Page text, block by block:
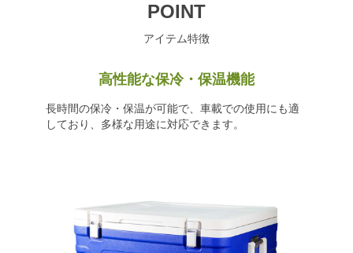
POINT
アイテム特徴
高性能な保冷・保温機能
長時間の保冷・保温が可能で、車載での使用にも適
しており、多様な用途に対応できます。